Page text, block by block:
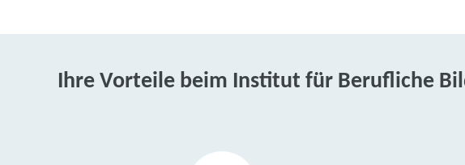
Ihre Vorteile beim Institut für Berufliche